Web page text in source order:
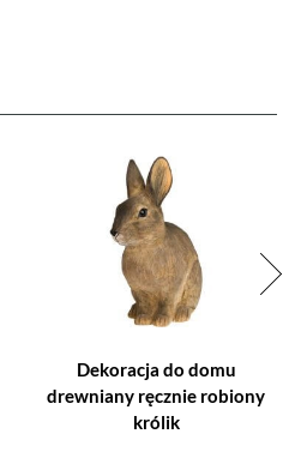
Dekoracja do domu
drewniany ręcznie robiony
królik